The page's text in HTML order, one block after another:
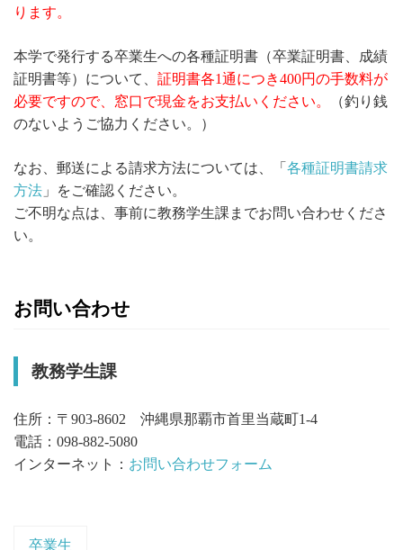
ります。
本学で発行する卒業生への各種証明書（卒業証明書、成績
証明書等）について、 証明書各1通につき400円の手数料が
必要ですので、窓口で現金をお支払いください。
（釣り銭
のないようご協力ください。）
なお、郵送による請求方法については、「 各種証明書請求
方法 」をご確認ください。
ご不明な点は、事前に教務学生課までお問い合わせくださ
い。
お問い合わせ
教務学生課
住所：〒903-8602 沖縄県那覇市首里当蔵町1-4
電話：098-882-5080
インターネット： お問い合わせフォーム
卒業生